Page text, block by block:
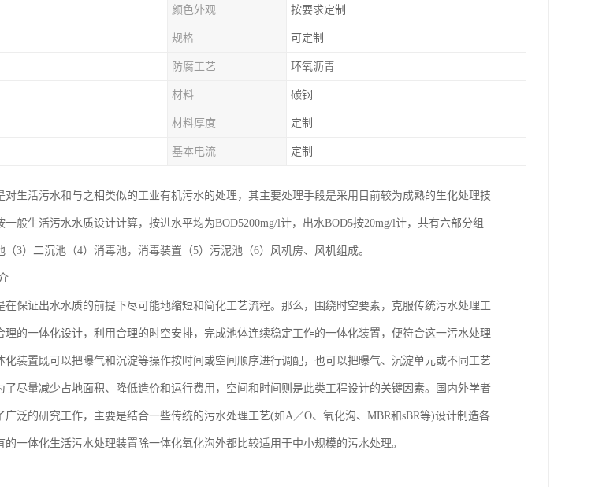
颜色外观 按要求定制
规格 可定制
防腐工艺 环氧沥青
材料 碳钢
材料厚度 定制
基本电流 定制
生活污水和与之相类似的工业有机污水的处理，其主要处理手段是采用目前较为成熟的生化处理技
般生活污水水质设计计算，按进水平均为BOD5200mg/l计，出水BOD5按20mg/l计，共有六部分组
3）二沉池（4）消毒池，消毒装置（5）污泥池（6）风机房、风机组成。
保证出水水质的前提下尽可能地缩短和简化工艺流程。那么，围绕时空要素，克服传统污水处理工
的一体化设计，利用合理的时空安排，完成池体连续稳定工作的一体化装置，便符合这一污水处理
装置既可以把曝气和沉淀等操作按时间或空间顺序进行调配，也可以把曝气、沉淀单元或不同工艺
了尽量减少占地面积、降低造价和运行费用，空间和时间则是此类工程设计的关键因素。国内外学者
泛的研究工作，主要是结合一些传统的污水处理工艺(如A／O、氧化沟、MBR和sBR等)设计制造各
一体化生活污水处理装置除一体化氧化沟外都比较适用于中小规模的污水处理。